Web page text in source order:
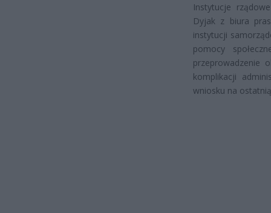
Instytucje
Dyjak z biura
instytucji
pomocy
przeprowadzenie
komplikacji
wniosku na